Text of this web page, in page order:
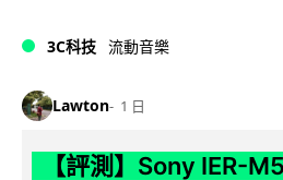
3C科技 流動音樂
Lawton 1 日
【評測】Sony IER-